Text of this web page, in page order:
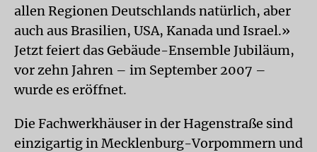
allen Regionen Deutschlands natürlich, aber
auch aus Brasilien, USA, Kanada und Israel.»
Jetzt feiert das Gebäude-Ensemble Jubiläum,
vor zehn Jahren – im September 2007 –
wurde es eröffnet.
Die Fachwerkhäuser in der Hagenstraße sind
einzigartig in Mecklenburg-Vorpommern und